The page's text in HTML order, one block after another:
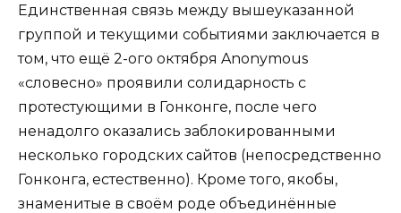
Единственная связь между вышеуказанной
группой и текущими событиями заключается в
том, что ещё 2-ого октября Anonymous
«словесно» проявили солидарность с
протестующими в Гонконге, после чего
ненадолго оказались заблокированными
несколько городских сайтов (непосредственно
Гонконга, естественно). Кроме того, якобы,
знаменитые в своём роде объединённые